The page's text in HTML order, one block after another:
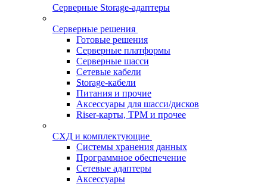
Серверные Storage-адаптеры
Серверные решения
Готовые решения
Серверные платформы
Серверные шасси
Сетевые кабели
Storage-кабели
Питания и прочие
Аксессуары для шасси/дисков
Riser-карты, TPM и прочее
СХД и комплектующие
Системы хранения данных
Программное обеспечение
Сетевые адаптеры
Аксессуары